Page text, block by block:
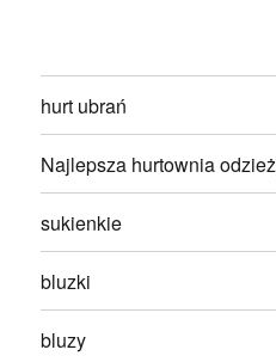
hurt ubrań
Najlepsza hurtownia
sukienkie
bluzki
bluzy